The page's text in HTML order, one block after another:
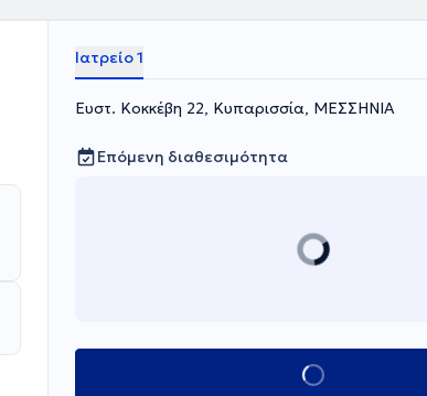
Ιατρείο 1
Ευστ. Κοκκέβη 22, Κυπαρισσία, ΜΕΣΣΗΝΙΑ
Επόμενη διαθεσιμότητα
Κλείσε ραντεβού